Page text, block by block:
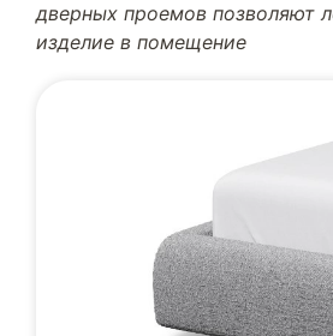
дверных проемов позволяют
изделие в помещение